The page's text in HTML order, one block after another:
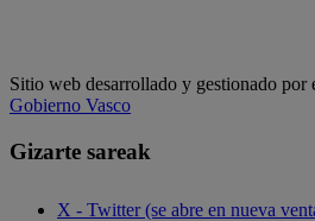
Sitio web desarrollado y gestionado por
Gobierno Vasco
Gizarte sareak
X - Twitter (se abre en nueva